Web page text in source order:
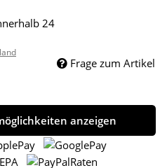
24
Frage zum Artikel
anzeigen